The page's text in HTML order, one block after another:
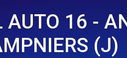
AUTO 16 -
(J)